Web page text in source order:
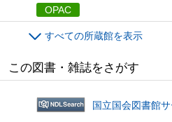
OPAC
すべての所蔵館を表示
この図書・雑誌をさがす
国立国会図書館